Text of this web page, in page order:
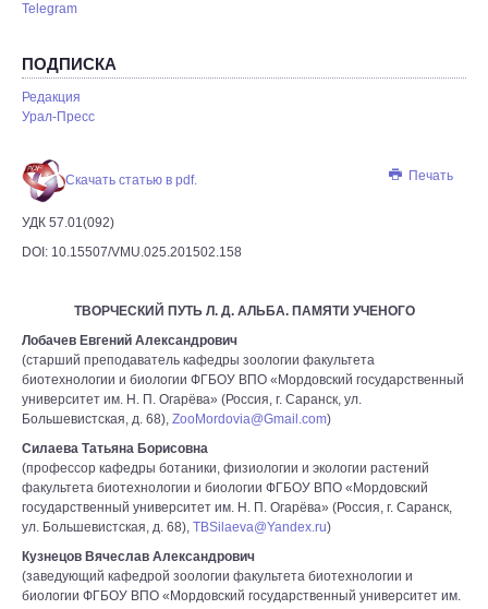
Telegram
ПОДПИСКА
Редакция
Урал-Пресс
Печать
Скачать статью в pdf.
УДК 57.01(092)
DOI: 10.15507/VMU.025.201502.158
ТВОРЧЕСКИЙ ПУТЬ Л. Д. АЛЬБА. ПАМЯТИ УЧЕНОГО
Лобачев Евгений Александрович
(старший преподаватель кафедры зоологии факультета
биотехнологии и биологии ФГБОУ ВПО «Мордовский государственный
университет им. Н. П. Огарёва» (Россия, г. Саранск, ул.
Большевистская, д. 68), ZooMordovia@Gmail.com)
Силаева Татьяна Борисовна
(профессор кафедры ботаники, физиологии и экологии растений
факультета биотехнологии и биологии ФГБОУ ВПО «Мордовский
государственный университет им. Н. П. Огарёва» (Россия, г. Саранск,
ул. Большевистская, д. 68), TBSilaeva@Yandex.ru)
Кузнецов Вячеслав Александрович
(заведующий кафедрой зоологии факультета биотехнологии и
биологии ФГБОУ ВПО «Мордовский государственный университет им.